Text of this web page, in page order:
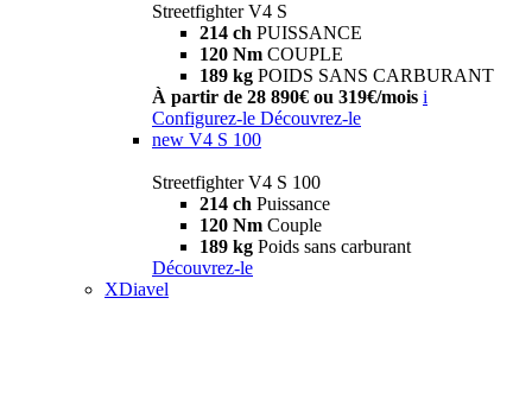
Streetfighter V4 S
214 ch PUISSANCE
120 Nm COUPLE
189 kg POIDS SANS CARBURANT
À partir de 28 890€ ou 319€/mois i
Configurez-le Découvrez-le
new V4 S 100
Streetfighter V4 S 100
214 ch Puissance
120 Nm Couple
189 kg Poids sans carburant
Découvrez-le
XDiavel